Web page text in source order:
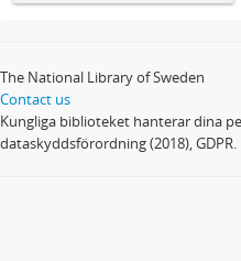
The National Library of Sweden
Contact us
Kungliga biblioteket hanterar dina
dataskyddsförordning (2018), GDPR.